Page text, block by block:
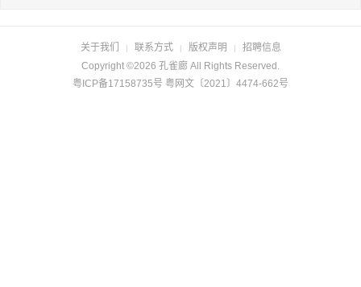
关于我们 | 联系方式 | 版权声明 |
招聘信息
Copyright ©2026 孔雀廊 All Rights Reserved.
粤ICP备17158735号 粤网文〔2021〕4474-662号